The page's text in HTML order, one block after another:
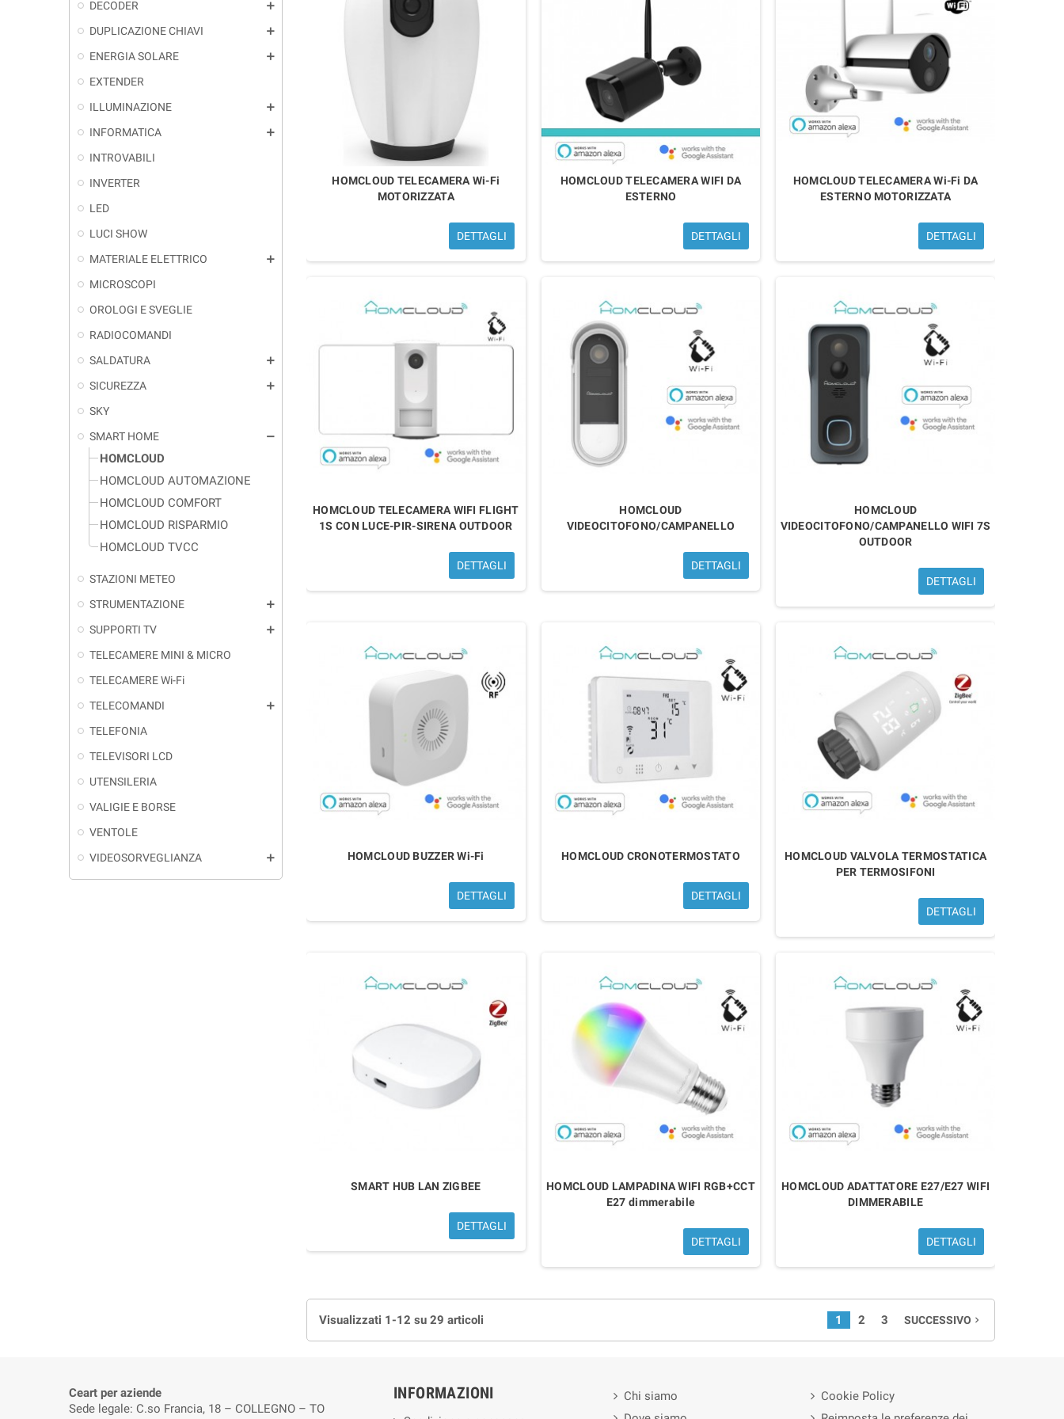
DECODER
add
DUPLICAZIONE CHIAVI add
ENERGIA SOLARE add
EXTENDER
ILLUMINAZIONE
add
INFORMATICA add
INTROVABILI
INVERTER
LED
LUCI SHOW
MATERIALE ELETTRICO
add
MICROSCOPI
OROLOGI E SVEGLIE
RADIOCOMANDI
SALDATURA
add
SICUREZZA add
SKY
SMART HOME
remove
HOMCLOUD
HOMCLOUD AUTOMAZIONE
HOMCLOUD COMFORT
HOMCLOUD RISPARMIO
HOMCLOUD TVCC
STAZIONI METEO
STRUMENTAZIONE
add
SUPPORTI TV add
TELECAMERE MINI & MICRO
TELECAMERE Wi-Fi
TELECOMANDI
add
TELEFONIA
TELEVISORI LCD
UTENSILERIA
VALIGIE E BORSE
VENTOLE
VIDEOSORVEGLIANZA
add
HOMCLOUD TELECAMERA Wi-Fi
MOTORIZZATA
DETTAGLI
HOMCLOUD TELECAMERA WIFI DA
ESTERNO
DETTAGLI
HOMCLOUD TELECAMERA Wi-Fi DA
ESTERNO MOTORIZZATA
DETTAGLI
HOMCLOUD TELECAMERA WIFI FLIGHT
1S CON LUCE-PIR-SIRENA OUTDOOR
DETTAGLI
HOMCLOUD
VIDEOCITOFONO/CAMPANELLO
DETTAGLI
HOMCLOUD
VIDEOCITOFONO/CAMPANELLO WIFI 7S
OUTDOOR
DETTAGLI
HOMCLOUD BUZZER Wi-Fi
DETTAGLI
HOMCLOUD CRONOTERMOSTATO
DETTAGLI
HOMCLOUD VALVOLA TERMOSTATICA
PER TERMOSIFONI
DETTAGLI
SMART HUB LAN ZIGBEE
DETTAGLI
HOMCLOUD LAMPADINA WIFI RGB+CCT
E27 dimmerabile
DETTAGLI
HOMCLOUD ADATTATORE E27/E27 WIFI
DIMMERABILE
DETTAGLI
Visualizzati 1-12 su 29 articoli 1 2 3 SUCCESSIVO navigate_next
Ceart per aziende
Sede legale: C.so Francia, 18 – COLLEGNO – TO
INFORMAZIONI
Chi siamo
Cookie Policy